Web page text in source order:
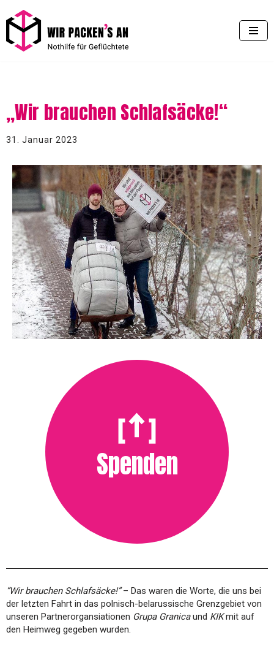
Zum
Inhalt
„Wir brauchen Schlafsäcke!“
31. Januar 2023
Spenden
“Wir brauchen Schlafsäcke!”– Das waren die Worte, die uns bei
der letzten Fahrt in das polnisch-belarussische Grenzgebiet von
unseren Partnerorgansiationen Grupa Granicaund KIKmit auf
den Heimweg gegeben wurden.